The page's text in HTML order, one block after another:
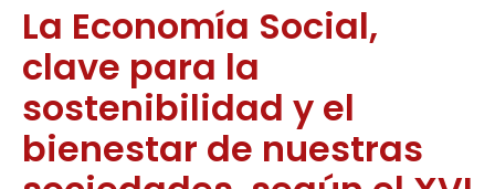
La Economía Social,
clave para la
sostenibilidad y el
bienestar de nuestras